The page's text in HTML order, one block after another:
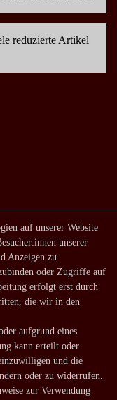
reduzierte Artikel
auf unserer Website
unserer
Anzeigen zu
oder Zugriffe auf
erfolgt erst durch
die wir in den
aufgrund eines
kann erteilt oder
und die
oder zu widerrufen.
zur Verwendung